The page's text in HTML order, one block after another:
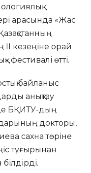
арасында «Жас
II кезеңіне орай
өтті.
байланыс
анықтау
БҚИТУ-дың
докторы,
сахна төріне
тұғырынан